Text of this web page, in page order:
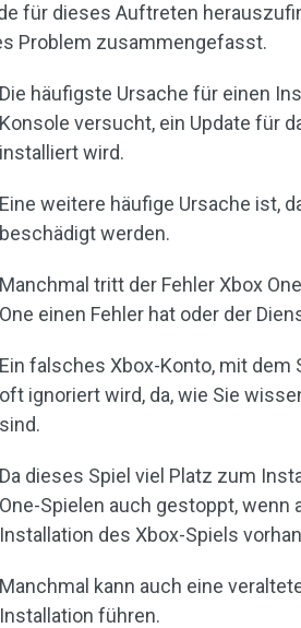
für dieses Auftreten
Problem zusammengefasst.
Die häufigste Ursache für einen
Konsole versucht, ein Update für
installiert wird.
Eine weitere häufige Ursache ist,
beschädigt werden.
Manchmal tritt der Fehler Xbox
One einen Fehler hat oder der
Ein falsches Xbox-Konto, mit dem
oft ignoriert wird, da, wie Sie
sind.
Da dieses Spiel viel Platz zum
One-Spielen auch gestoppt,
Installation des Xbox-Spiels
Manchmal kann auch eine
Installation führen.